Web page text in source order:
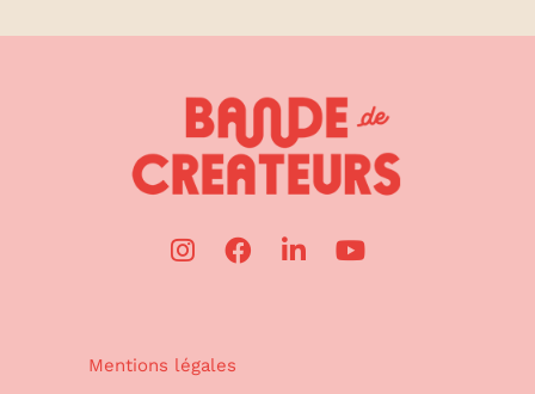
Mentions légales